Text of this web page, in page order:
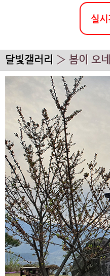
실
달빛갤러리 › 봄이 오